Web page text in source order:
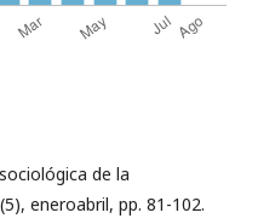
de la
eneroabril, pp. 81-102.